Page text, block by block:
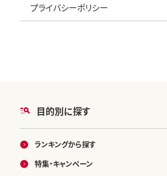
プライバシーポリシー
目的別に探す
ランキングから探す
特集・キャンペーン